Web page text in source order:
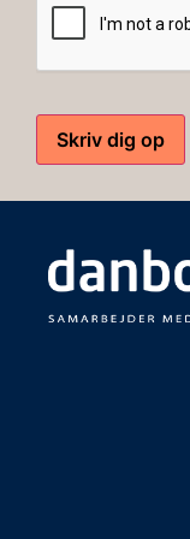
Skriv dig op